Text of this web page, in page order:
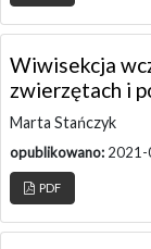
Wiwisekcja
zwierzętach i
Marta Stańczyk
opublikowano:
PDF